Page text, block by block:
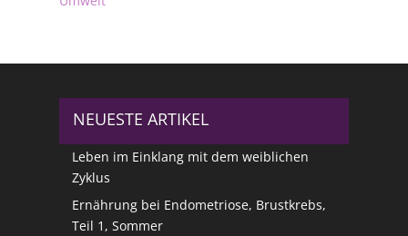
NEUESTE ARTIKEL
Leben im Einklang mit dem weiblichen
Zyklus
Ernährung bei Endometriose, Brustkrebs,
Teil 1, Sommer